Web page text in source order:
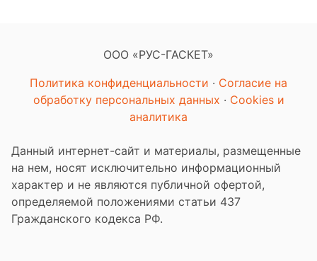
ООО «РУС-ГАСКЕТ»
Политика конфиденциальности · Согласие на
обработку персональных данных · Cookies и
аналитика
Данный интернет-сайт и материалы, размещенные
на нем, носят исключительно информационный
характер и не являются публичной офертой,
определяемой положениями статьи 437
Гражданского кодекса РФ.